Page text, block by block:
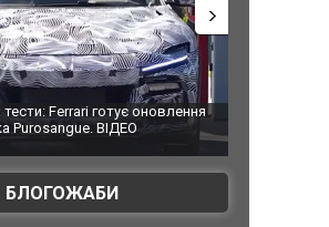
Вийшов трейлер нової екранізації
фільму "Афера Томаса Крауна"
БЛОГОЖАБИ